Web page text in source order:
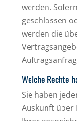
werden.
geschlossen
werden die
Welche Rechte
Sie haben
Auskunft über